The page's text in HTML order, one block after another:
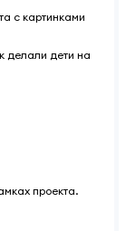
с картинками
делали дети на
проекта.